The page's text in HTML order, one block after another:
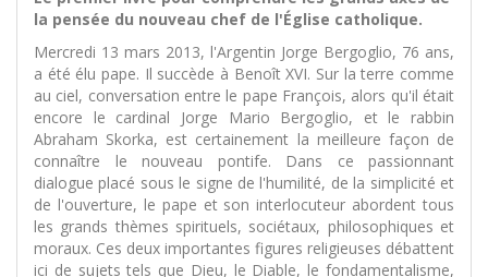
la pensée du nouveau chef de l'Église catholique.
Mercredi 13 mars 2013, l'Argentin Jorge Bergoglio, 76 ans,
a été élu pape. Il succède à Benoît XVI. Sur la terre comme
au ciel, conversation entre le pape François, alors qu'il était
encore le cardinal Jorge Mario Bergoglio, et le rabbin
Abraham Skorka, est certainement la meilleure façon de
connaître le nouveau pontife. Dans ce passionnant
dialogue placé sous le signe de l'humilité, de la simplicité et
de l'ouverture, le pape et son interlocuteur abordent tous
les grands thèmes spirituels, sociétaux, philosophiques et
moraux. Ces deux importantes figures religieuses débattent
ici de sujets tels que Dieu, le Diable, le fondamentalisme,